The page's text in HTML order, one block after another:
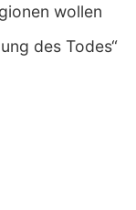
wollen
des Todes“